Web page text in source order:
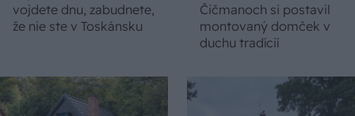
vojdete dnu, zabudnete,
že nie ste v Toskánsku
Čičmanoch si postavil
montovaný domček v
duchu tradícií